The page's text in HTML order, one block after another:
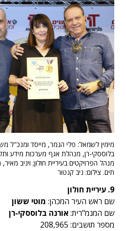
מימין לשמאל: פלי הנמר, מייסד ומנכ"ל
בלוססקי-רן, מנהלת אגף מערכות מידע
תים. צילום: ניב קנטור
9. עיריית חולון
שם ראש העיר המכהן: מוטי ששון
שם המנמ"רית:אורנה בלוססקי-רן
מספר תושבים: 208,965